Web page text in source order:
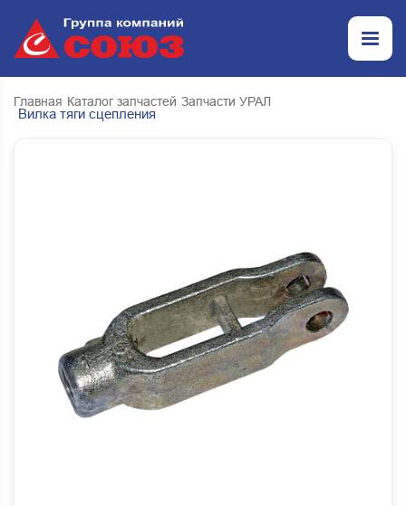
Главная Каталог запчастей Запчасти УРАЛ
Вилка тяги сцепления